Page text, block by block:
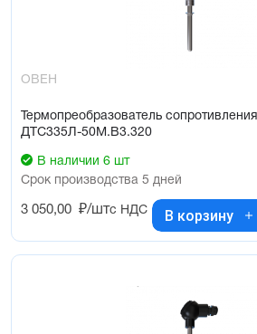
ОВЕН
Термопреобразователь сопротивления
ДТС335Л-50М.В3.320
В наличии 6 шт
Срок производства 5 дней
3 050,00 ₽/штс НДС В корзину